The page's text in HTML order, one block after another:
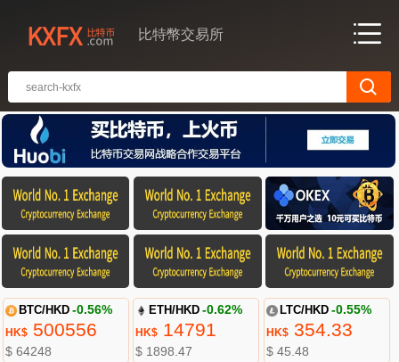
比特幣交易所
BTC/HKD -0.56%
HK$500556
$ 64248
ETH/HKD -0.62%
HK$ 14791
$ 1898.47
LTC/HKD -0.55%
HK$354.33
$ 45.48